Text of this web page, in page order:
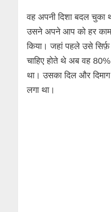
वह अपनी दिशा बदल चुका
उसने अपने आप को हर
किया। जहां पहले उसे
चाहिए होते थे अब वह
था। उसका दिल और
लगा था।